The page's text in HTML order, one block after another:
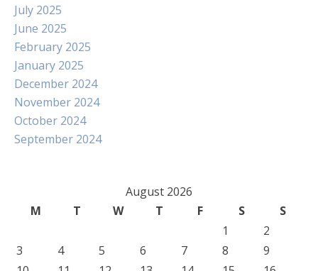
July 2025
June 2025
February 2025
January 2025
December 2024
November 2024
October 2024
September 2024
August 2026
M
T W T F S
S
1
2
3
4 5 6 7 8
9